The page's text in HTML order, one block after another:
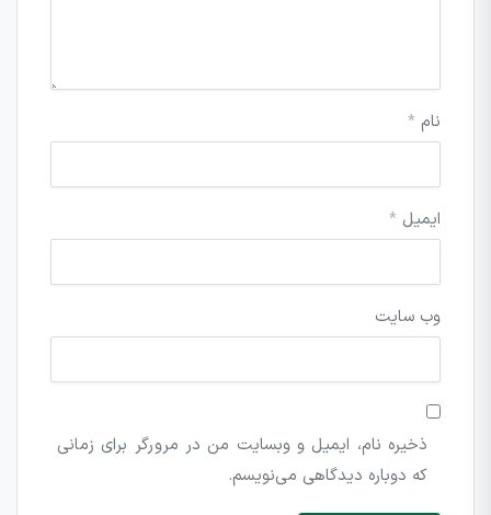
نام *
ایمیل *
وب‌ سایت
ذخیره نام، ایمیل و وبسایت من در مرورگر برای زمانی
که دوباره دیدگاهی می‌نویسم.